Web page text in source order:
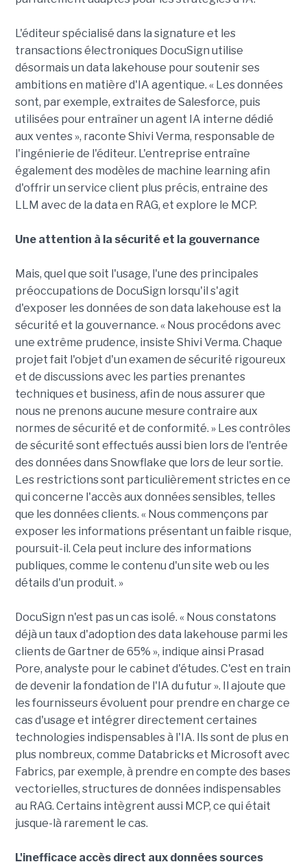
L'éditeur spécialisé dans la signature et les
transactions électroniques DocuSign utilise
désormais un data lakehouse pour soutenir ses
ambitions en matière d'IA agentique. « Les données
sont, par exemple, extraites de Salesforce, puis
utilisées pour entraîner un agent IA interne dédié
aux ventes », raconte Shivi Verma, responsable de
l'ingénierie de l'éditeur. L'entreprise entraîne
également des modèles de machine learning afin
d'offrir un service client plus précis, entraine des
LLM avec de la data en RAG, et explore le MCP.
Une attention à la sécurité et la gouvernance
Mais, quel que soit l'usage, l'une des principales
préoccupations de DocuSign lorsqu'il s'agit
d'exposer les données de son data lakehouse est la
sécurité et la gouvernance. « Nous procédons avec
une extrême prudence, insiste Shivi Verma. Chaque
projet fait l'objet d'un examen de sécurité rigoureux
et de discussions avec les parties prenantes
techniques et business, afin de nous assurer que
nous ne prenons aucune mesure contraire aux
normes de sécurité et de conformité. » Les contrôles
de sécurité sont effectués aussi bien lors de l'entrée
des données dans Snowflake que lors de leur sortie.
Les restrictions sont particulièrement strictes en ce
qui concerne l'accès aux données sensibles, telles
que les données clients. « Nous commençons par
exposer les informations présentant un faible risque,
poursuit-il. Cela peut inclure des informations
publiques, comme le contenu d'un site web ou les
détails d'un produit. »
DocuSign n'est pas un cas isolé. « Nous constatons
déjà un taux d'adoption des data lakehouse parmi les
clients de Gartner de 65% », indique ainsi Prasad
Pore, analyste pour le cabinet d'études. C'est en train
de devenir la fondation de l'IA du futur ». Il ajoute que
les fournisseurs évoluent pour prendre en charge ce
cas d'usage et intégrer directement certaines
technologies indispensables à l'IA. Ils sont de plus en
plus nombreux, comme Databricks et Microsoft avec
Fabrics, par exemple, à prendre en compte des bases
vectorielles, structures de données indispensables
au RAG. Certains intègrent aussi MCP, ce qui était
jusque-là rarement le cas.
L'inefficace accès direct aux données sources